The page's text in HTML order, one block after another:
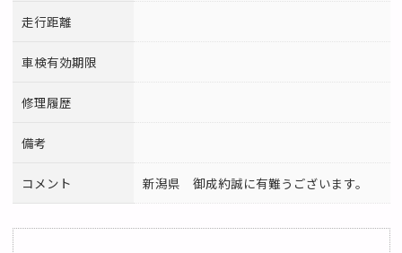
走行距離
車検有効期限
修理履歴
備考
コメント 新潟県 御成約誠に有難うございます。